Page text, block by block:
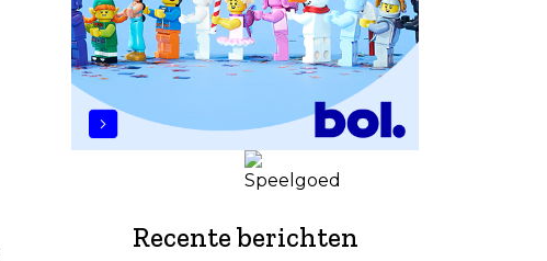
Recente berichten